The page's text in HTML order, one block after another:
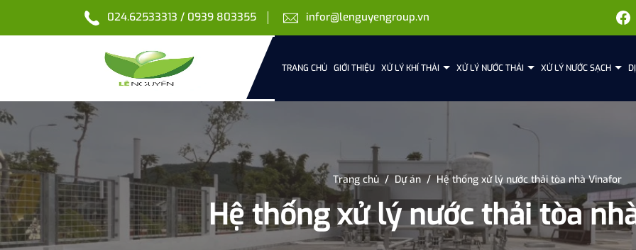
024.62533313 / 0939 803355 infor@lenguyengroup.vn
TRANG CHỦ GIỚI THIỆU XỬ LÝ KHÍ THẢI XỬ LÝ NƯỚC THẢI XỬ LÝ NƯỚC SẠCH
Trang chủ / Dự án / Hệ thống xử lý nước thải tòa nhà Vinafor
Hệ thống xử lý nước thải tòa